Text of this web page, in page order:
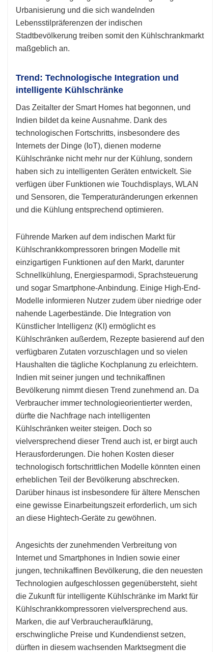
Urbanisierung und die sich wandelnden
Lebensstilpräferenzen der indischen
Stadtbevölkerung treiben somit den Kühlschrankmarkt
maßgeblich an.
Trend: Technologische Integration und
intelligente Kühlschränke
Das Zeitalter der Smart Homes hat begonnen, und
Indien bildet da keine Ausnahme. Dank des
technologischen Fortschritts, insbesondere des
Internets der Dinge (IoT), dienen moderne
Kühlschränke nicht mehr nur der Kühlung, sondern
haben sich zu intelligenten Geräten entwickelt. Sie
verfügen über Funktionen wie Touchdisplays, WLAN
und Sensoren, die Temperaturänderungen erkennen
und die Kühlung entsprechend optimieren.
Führende Marken auf dem indischen Markt für
Kühlschrankkompressoren bringen Modelle mit
einzigartigen Funktionen auf den Markt, darunter
Schnellkühlung, Energiesparmodi, Sprachsteuerung
und sogar Smartphone-Anbindung. Einige High-End-
Modelle informieren Nutzer zudem über niedrige oder
nahende Lagerbestände. Die Integration von
Künstlicher Intelligenz (KI) ermöglicht es
Kühlschränken außerdem, Rezepte basierend auf den
verfügbaren Zutaten vorzuschlagen und so vielen
Haushalten die tägliche Kochplanung zu erleichtern.
Indien mit seiner jungen und technikaffinen
Bevölkerung nimmt diesen Trend zunehmend an. Da
Verbraucher immer technologieorientierter werden,
dürfte die Nachfrage nach intelligenten
Kühlschränken weiter steigen. Doch so
vielversprechend dieser Trend auch ist, er birgt auch
Herausforderungen. Die hohen Kosten dieser
technologisch fortschrittlichen Modelle könnten einen
erheblichen Teil der Bevölkerung abschrecken.
Darüber hinaus ist insbesondere für ältere Menschen
eine gewisse Einarbeitungszeit erforderlich, um sich
an diese Hightech-Geräte zu gewöhnen.
Angesichts der zunehmenden Verbreitung von
Internet und Smartphones in Indien sowie einer
jungen, technikaffinen Bevölkerung, die den neuesten
Technologien aufgeschlossen gegenübersteht, sieht
die Zukunft für intelligente Kühlschränke im Markt für
Kühlschrankkompressoren vielversprechend aus.
Marken, die auf Verbraucheraufklärung,
erschwingliche Preise und Kundendienst setzen,
dürften in diesem wachsenden Marktsegment die